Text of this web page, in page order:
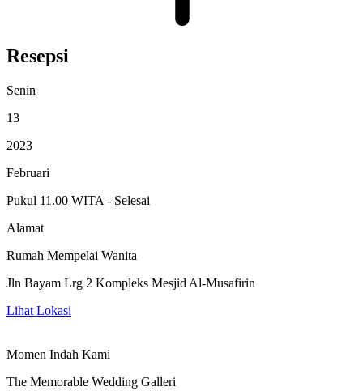
Resepsi
Senin
13
2023
Februari
Pukul 11.00 WITA - Selesai
Alamat
Rumah Mempelai Wanita
Jln Bayam Lrg 2 Kompleks Mesjid Al-Musafirin
Lihat Lokasi
Momen Indah Kami
The Memorable Wedding Galleri